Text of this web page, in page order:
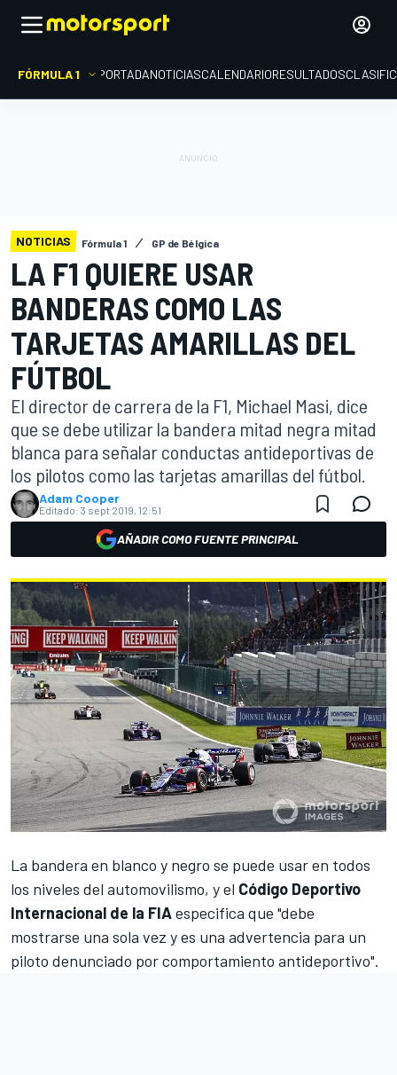
FÓRMULA 1 PORTADANOTICIASCALENDARIORESULTADOS
NOTICIAS Fórmula 1 GP de Bélgica
LA F1 QUIERE USAR
BANDERAS COMO LAS
TARJETAS AMARILLAS DEL
FÚTBOL
El director de carrera de la F1, Michael Masi, dice
que se debe utilizar la bandera mitad negra mitad
blanca para señalar conductas antideportivas de
los pilotos como las tarjetas amarillas del fútbol.
Adam Cooper
Editado: 3 sept 2019, 12:51
AÑADIR COMO FUENTE PRINCIPAL
La bandera en blanco y negro se puede usar en todos
los niveles del automovilismo, y el Código Deportivo
Internacional de la FIAespecifica que "debe
mostrarse una sola vez y es una advertencia para un
piloto denunciado por comportamiento antideportivo".